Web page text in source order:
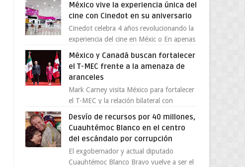
programa Jimmy Kimmel Live! ...
México vive la experiencia única del
cine con Cinedot en su aniversario
Cinedot celebra 4 años revolucionando la
experiencia del cine en Méxic o En apenas
es posible reinve...
México y Canadá buscan fortalecer
el T-MEC frente a la amenaza de
aranceles
Mark Carney visita México para fortalecer
el T-MEC y la relación bilateral con
Canadá En medio de la tensión comercial
provocada por la ofen...
Desvío de recursos por 40 millones,
Cuauhtémoc Blanco en el centro
del escándalo por corrupción
El exgobernador y actual diputado
Cuauhtémoc Blanco Bravo vuelve a ser el